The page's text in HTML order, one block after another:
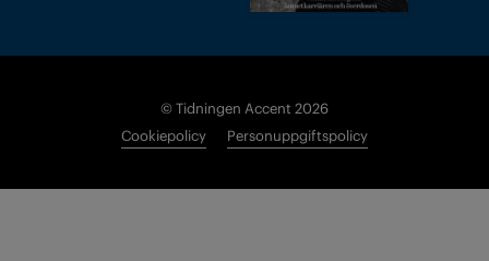
© Tidningen Accent 2026
Cookiepolicy
Personuppgiftspolicy